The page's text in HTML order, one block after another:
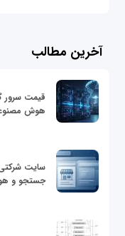
آخرین مطالب
هوش
سایت
جستجو و